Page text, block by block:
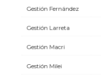
Gestión Fernández
Gestión Larreta
Gestión Macri
Gestión Milei